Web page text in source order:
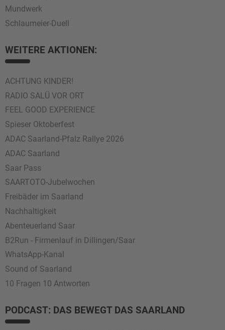
Mundwerk
Schlaumeier-Duell
WEITERE AKTIONEN:
ACHTUNG KINDER!
RADIO SALÜ VOR ORT
FEEL GOOD EXPERIENCE
Spieser Oktoberfest
ADAC Saarland-Pfalz Rallye 2026
ADAC Saarland
Saar Pass
SAARTOTO-Jubelwochen
Freibäder im Saarland
Nachhaltigkeit
Abenteuerland Saar
B2Run - Firmenlauf in Dillingen/Saar
WhatsApp-Kanal
Sound of Saarland
10 Fragen 10 Antworten
PODCAST: DAS BEWEGT DAS SAARLAND